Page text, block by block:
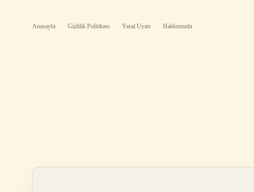
Anasayfa Gizlilik Politikası Yasal Uyarı Hakkımızda